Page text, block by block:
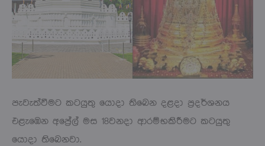
පැවැත්වීමට කටයුතු යොදා තිබෙන දළදා ප්‍රදර්ශනය
එළැඹෙන අප්‍රේල් මස 18වනදා ආරම්භකිරීමට කටයුතු
යොදා තිබෙනවා.